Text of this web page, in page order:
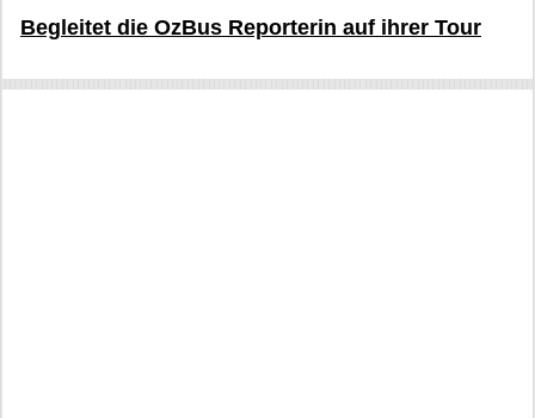
Begleitet die OzBus Reporterin auf ihrer Tour